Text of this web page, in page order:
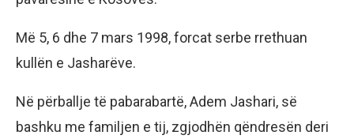
Më 5, 6 dhe 7 mars 1998, forcat serbe rrethuan
kullën e Jasharëve.
Në përballje të pabarabartë, Adem Jashari, së
bashku me familjen e tij, zgjodhën qëndresën deri